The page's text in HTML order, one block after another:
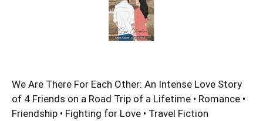
We Are There For Each Other: An Intense Love Story
of 4 Friends on a Road Trip of a Lifetime • Romance •
Friendship • Fighting for Love • Travel Fiction